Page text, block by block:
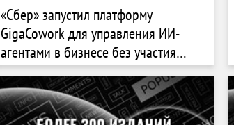
«Сбер» запустил платформу
GigaCowork для управления ИИ-
агентами в бизнесе без участия
разработчиков